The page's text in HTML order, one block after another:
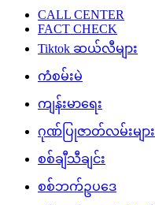
CALL CENTER
FACT CHECK
Tiktok ဆယ်လီများ
ကံစမ်းမဲ
ကျန်းမာရေး
ဂုဏ်ပြုဇာတ်လမ်းများ
စစ်ချီသီချင်း
စစ်ဘက်ဥပဒေ